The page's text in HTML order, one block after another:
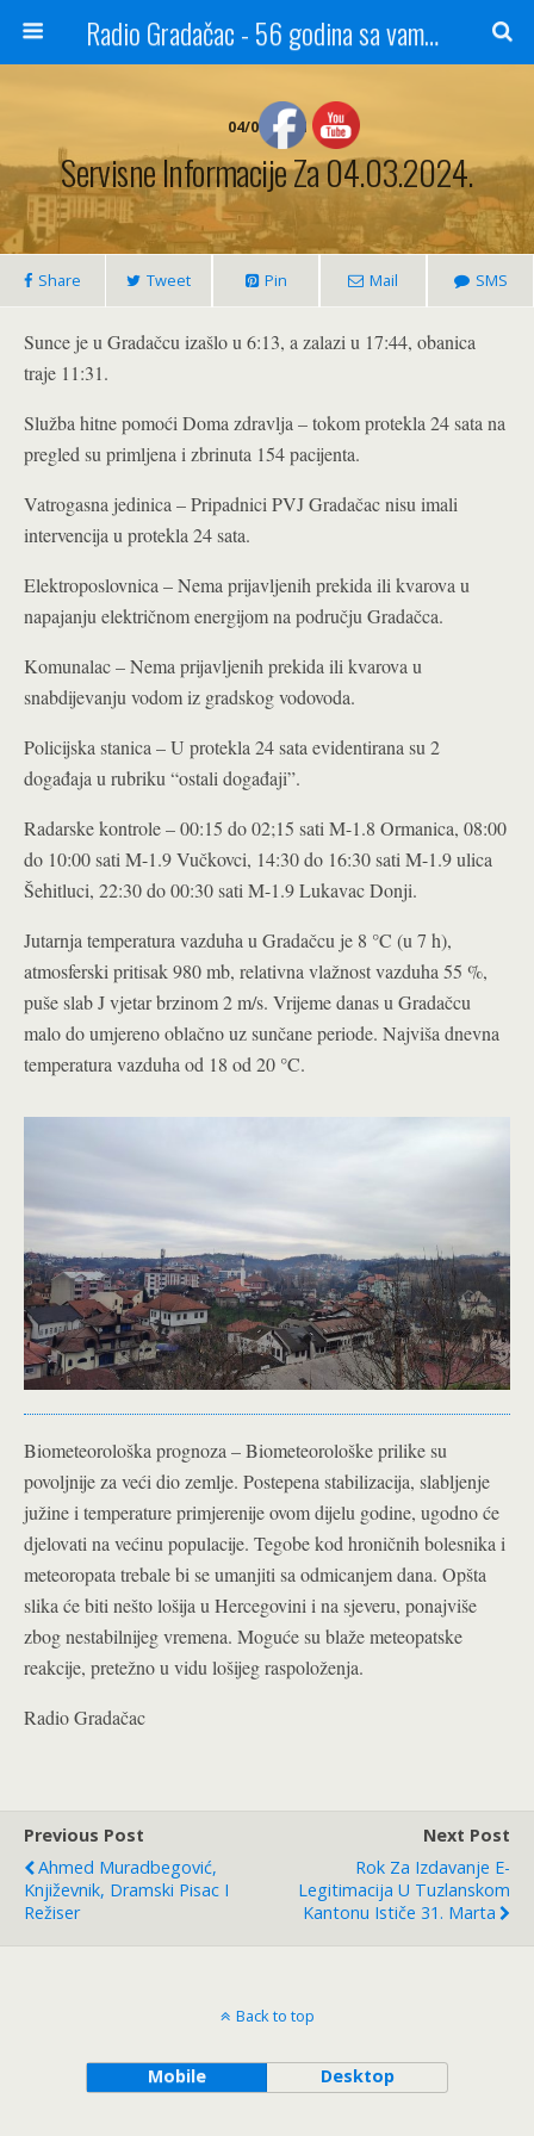
Radio Gradačac - 56 godina sa vama...
04/03/2024
Servisne Informacije Za 04.03.2024.
Share Tweet Pin Mail SMS
Sunce je u Gradačcu izašlo u 6:13, a zalazi u 17:44, obanica
traje 11:31.
Služba hitne pomoći Doma zdravlja – tokom protekla 24 sata na
pregled su primljena i zbrinuta 154 pacijenta.
Vatrogasna jedinica – Pripadnici PVJ Gradačac nisu imali
intervencija u protekla 24 sata.
Elektroposlovnica – Nema prijavljenih prekida ili kvarova u
napajanju električnom energijom na području Gradačca.
Komunalac – Nema prijavljenih prekida ili kvarova u
snabdijevanju vodom iz gradskog vodovoda.
Policijska stanica – U protekla 24 sata evidentirana su 2
događaja u rubriku “ostali događaji”.
Radarske kontrole – 00:15 do 02;15 sati M-1.8 Ormanica, 08:00
do 10:00 sati M-1.9 Vučkovci, 14:30 do 16:30 sati M-1.9 ulica
Šehitluci, 22:30 do 00:30 sati M-1.9 Lukavac Donji.
Jutarnja temperatura vazduha u Gradačcu je 8 °C (u 7 h),
atmosferski pritisak 980 mb, relativna vlažnost vazduha 55 %,
puše slab J vjetar brzinom 2 m/s. Vrijeme danas u Gradačcu
malo do umjereno oblačno uz sunčane periode. Najviša dnevna
temperatura vazduha od 18 od 20 °C.
Biometeorološka prognoza – Biometeorološke prilike su
povoljnije za veći dio zemlje. Postepena stabilizacija, slabljenje
južine i temperature primjerenije ovom dijelu godine, ugodno će
djelovati na većinu populacije. Tegobe kod hroničnih bolesnika i
meteoropata trebale bi se umanjiti sa odmicanjem dana. Opšta
slika će biti nešto lošija u Hercegovini i na sjeveru, ponajviše
zbog nestabilnijeg vremena. Moguće su blaže meteopatske
reakcije, pretežno u vidu lošijeg raspoloženja.
Radio Gradačac
Previous Post
Ahmed Muradbegović,
Književnik, Dramski Pisac I
Režiser
Next Post
Rok Za Izdavanje E-
Legitimacija U Tuzlanskom
Kantonu Ističe 31. Marta
Back to top
Mobile Desktop